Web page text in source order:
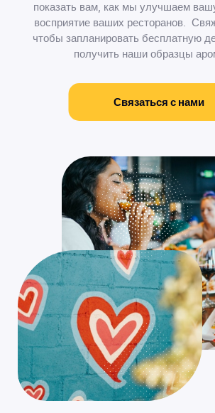
Связаться с нами
показать вам, как мы улучшаем
восприятие ваших ресторанов.
чтобы запланировать бесплатную
получить наши образцы